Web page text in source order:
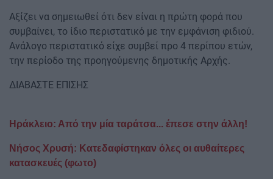
Αξίζει να σημειωθεί ότι δεν είναι η πρώτη φορά που
συμβαίνει, το ίδιο περιστατικό με την εμφάνιση φιδιού.
Ανάλογο περιστατικό είχε συμβεί προ 4 περίπου ετών,
την περίοδο της προηγούμενης δημοτικής Αρχής.
ΔΙΑΒΑΣΤΕ ΕΠΙΣΗΣ
Ηράκλειο: Από την μία ταράτσα... έπεσε στην άλλη!
Νήσος Χρυσή: Κατεδαφίστηκαν όλες οι αυθαίτερες
κατασκευές (φωτο)